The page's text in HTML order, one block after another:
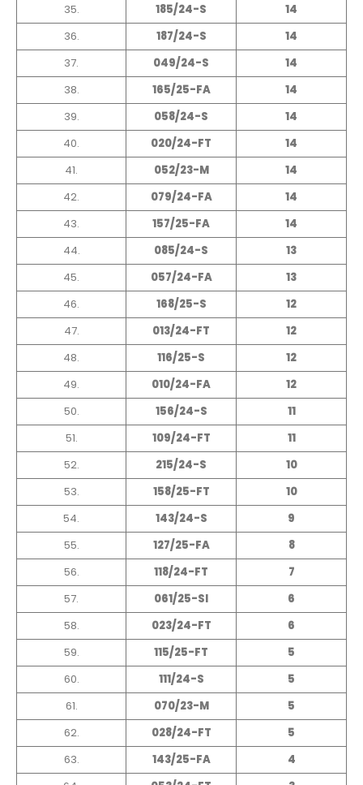
35.
185/24-S
14
36.
187/24-S
14
37.
049/24-S
14
38.
165/25-FA
14
39.
058/24-S
14
40.
020/24-FT
14
41.
052/23-M
14
42.
079/24-FA
14
43.
157/25-FA
14
44.
085/24-S
13
45.
057/24-FA
13
46.
168/25-S
12
47.
013/24-FT
12
48.
116/25-S
12
49.
010/24-FA
12
50.
156/24-S
11
51.
109/24-FT
11
52.
215/24-S
10
53.
158/25-FT
10
54.
143/24-S
9
55.
127/25-FA
8
56.
118/24-FT
7
57.
061/25-SI
6
58.
023/24-FT
6
59.
115/25-FT
5
60.
111/24-S
5
61.
070/23-M
5
62.
028/24-FT
5
63.
143/25-FA
4